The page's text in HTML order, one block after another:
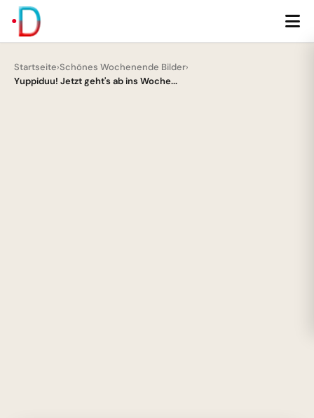
Startseite›Schönes Wochenende Bilder›
Yuppiduu! Jetzt geht's ab ins Woche...